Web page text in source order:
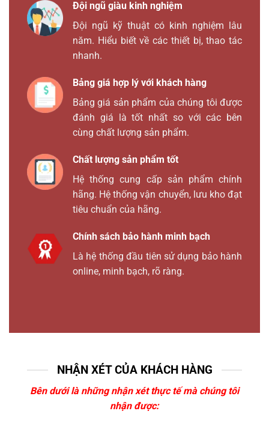
Đội ngũ giàu kinh nghiệm
Đội ngũ kỹ thuật có kinh nghiệm lâu
năm. Hiểu biết về các thiết bị, thao tác
nhanh.
Bảng giá hợp lý với khách hàng
Bảng giá sản phẩm của chúng tôi được
đánh giá là tốt nhất so với các bên
cùng chất lượng sản phẩm.
Chất lượng sản phẩm tốt
Hệ thống cung cấp sản phẩm chính
hãng. Hệ thống vận chuyển, lưu kho đạt
tiêu chuẩn của hãng.
Chính sách bảo hành minh bạch
Là hệ thống đầu tiên sử dụng bảo hành
online, minh bạch, rõ ràng.
NHẬN XÉT CỦA KHÁCH HÀNG
Bên dưới là những nhận xét thực tế mà chúng tôi
nhận được: